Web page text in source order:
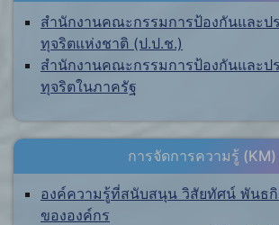
สำนักงานคณะกรรมการป้องกันและป
ทุจริตแห่งชาติ (ป.ป.ช.)
สำนักงานคณะกรรมการป้องกันและป
ทุจริตในภาครัฐ
การจัดการความรู้ (KM)
องค์ความรู้ที่สนับสนุน วิสัยทัศน์ พันธ
ขององค์กร